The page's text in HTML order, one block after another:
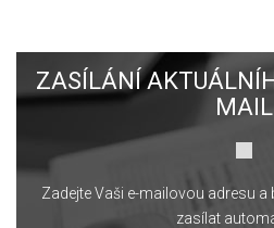
ZASÍLÁNÍ
MAIL
Zadejte Vaši e-mailovou adresu
zasílat